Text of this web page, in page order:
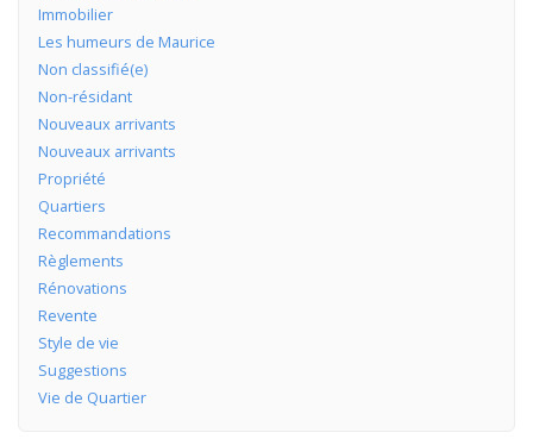
Immobilier
Les humeurs de Maurice
Non classifié(e)
Non-résidant
Nouveaux arrivants
Nouveaux arrivants
Propriété
Quartiers
Recommandations
Règlements
Rénovations
Revente
Style de vie
Suggestions
Vie de Quartier